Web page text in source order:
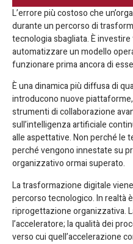
L’errore più costoso che
durante un percorso di
tecnologia sbagliata. È
automatizzare un modello
funzionare prima ancora di
È una dinamica più diffusa di
introducono nuove
strumenti di collaborazione
sull’intelligenza artificiale
alle aspettative. Non perché le
perché vengono innestate su
organizzativo ormai superato.
La trasformazione digitale
percorso tecnologico. In realtà
riprogettazione organizzativa.
l’acceleratore; la qualità dei
verso cui quell’accelerazione